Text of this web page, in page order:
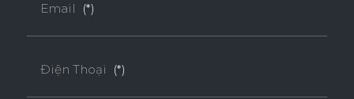
Email (*)
Điện Thoại (*)